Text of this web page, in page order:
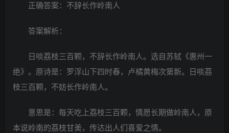
正确答案：不辞长作岭南人
答案解析：
日啖荔枝三百颗，不辞长作岭南人。选自苏轼《惠州一
绝》。原诗是：罗浮山下四时春，卢橘黄梅次第新。日啖荔
枝三百颗，不妨长作岭南人。
意思是：每天吃上荔枝三百颗，情愿长期做岭南人，原
本说岭南的荔枝甘美，传达出人们喜爱之情。